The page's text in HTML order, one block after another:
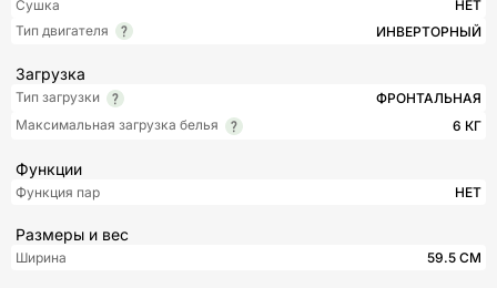
Сушка
НЕТ
Тип двигателя
ИНВЕРТОРНЫЙ
Загрузка
Тип загрузки
ФРОНТАЛЬНАЯ
Максимальная загрузка белья
6 КГ
Функции
Функция пар НЕТ
Размеры и вес
Ширина 59.5 СМ